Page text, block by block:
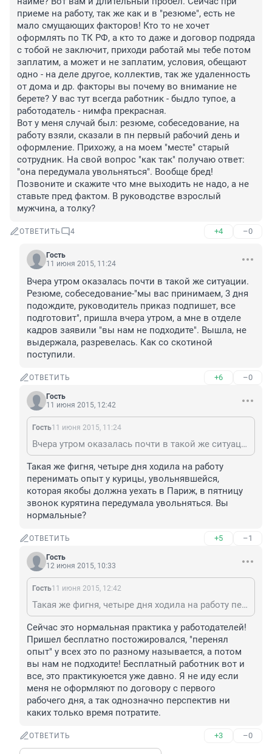
приеме на работу, так же как и в "резюме", есть не
мало смущающих факторов! Кто то не хочет
оформлять по ТК РФ, а кто то даже и договор подряда
с тобой не заключит, приходи работай мы тебе потом
заплатим, а может и не заплатим, условия, обещают
одно - на деле другое, коллектив, так же удаленность
от дома и др. факторы вы почему во внимание не
берете? У вас тут всегда работник - быдло тупое, а
работодатель - нимфа прекрасная.
Вот у меня случай был: резюме, собеседование, на
работу взяли, сказали в пн первый рабочий день и
оформление. Прихожу, а на моем "месте" старый
сотрудник. На свой вопрос "как так" получаю ответ:
"она передумала увольняться". Вообще бред!
Позвоните и скажите что мне выходить не надо, а не
ставьте пред фактом. В руководстве взрослый
мужчина, а толку?
ОТВЕТИТЬ 4 +4 –0
Гость
11 июня 2015, 11:24
Вчера утром оказалась почти в такой же ситуации.
Резюме, собеседование-"мы вас принимаем, 3 дня
подождите, руководитель приказ подпишет, все
подготовит", пришла вчера утром, а мне в отделе
кадров заявили "вы нам не подходите". Вышла, не
выдержала, разревелась. Как со скотиной
поступили.
ОТВЕТИТЬ +6 –0
Гость
11 июня 2015, 12:42
Гость11 июня 2015, 11:24
Вчера утром оказалась почти в такой же ситуации. Резюме, собеседование-"мы вас принимаем, 3 дня подождите, руководитель приказ подпишет, все подготовит", пришла вчера утром, а мне в отделе кадров заявили "вы нам не подходите". Вышла, не выдержала, разревелась. Как со скотиной поступили.
Такая же фигня, четыре дня ходила на работу
перенимать опыт у курицы, увольнявшейся,
которая якобы должна уехать в Париж, в пятницу
звонок курятина передумала увольняться. Вы
нормальные?
ОТВЕТИТЬ +5 –1
Гость
12 июня 2015, 10:33
Гость11 июня 2015, 12:42
Такая же фигня, четыре дня ходила на работу перенимать опыт у курицы, увольнявшейся, которая якобы должна уехать в Париж, в пятницу звонок курятина передумала увольняться. Вы нормальные?
Сейчас это нормальная практика у работодателей!
Пришел бесплатно постожировался, "перенял
опыт" у всех это по разному называется, а потом
вы нам не подходите! Бесплатный работник вот и
все, это практикуюется уже давно. Я не иду если
меня не оформляют по договору с первого
рабочего дня, а так однозначно перспектив ни
каких только время потратите.
ОТВЕТИТЬ +3 –0